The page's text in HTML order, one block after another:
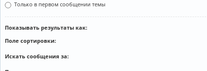
Только в первом сообщении темы
Показывать результаты как:
Поле сортировки:
Искать сообщения за: